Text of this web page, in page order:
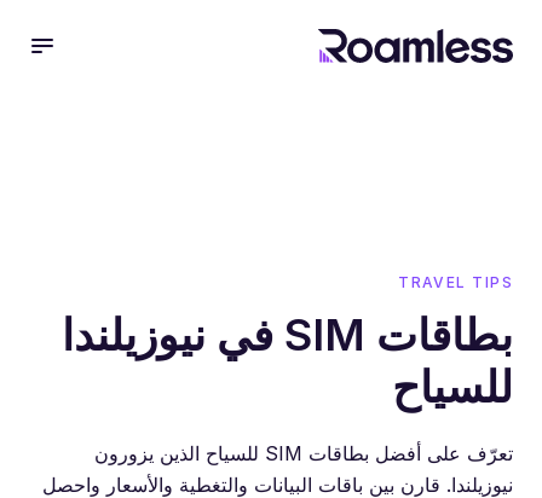
TRAVEL TIPS
بطاقات SIM في نيوزيلندا
للسياح
تعرّف على أفضل بطاقات SIM للسياح الذين يزورون
نيوزيلندا. قارن بين باقات البيانات والتغطية والأسعار واحصل